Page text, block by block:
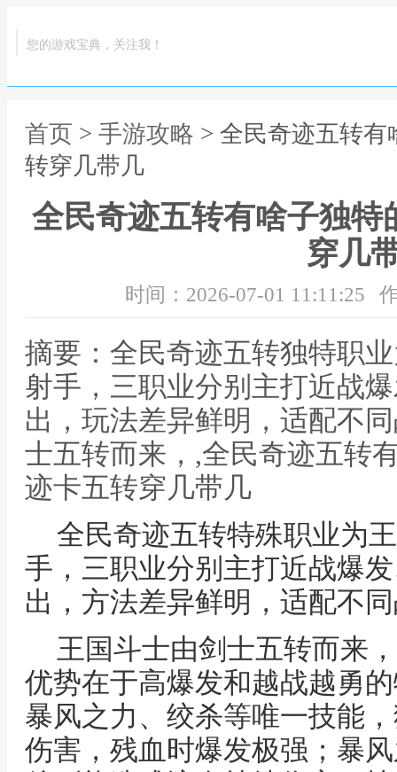
您的游戏宝典，关注我！
首页 > 手游攻略 > 全民奇迹五转
转穿几带几
全民奇迹五转有啥子独特
穿几
时间：2026-07-01 11:11:25
摘要：全民奇迹五转独特职
射手，三职业分别主打近战
出，玩法差异鲜明，适配不
士五转而来，,全民奇迹五转
迹卡五转穿几带几
全民奇迹五转特殊职业为
手，三职业分别主打近战爆
出，方法差异鲜明，适配不
王国斗士由剑士五转而来
优势在于高爆发和越战越勇
暴风之力、绞杀等唯一技能
伤害，残血时爆发极强；暴